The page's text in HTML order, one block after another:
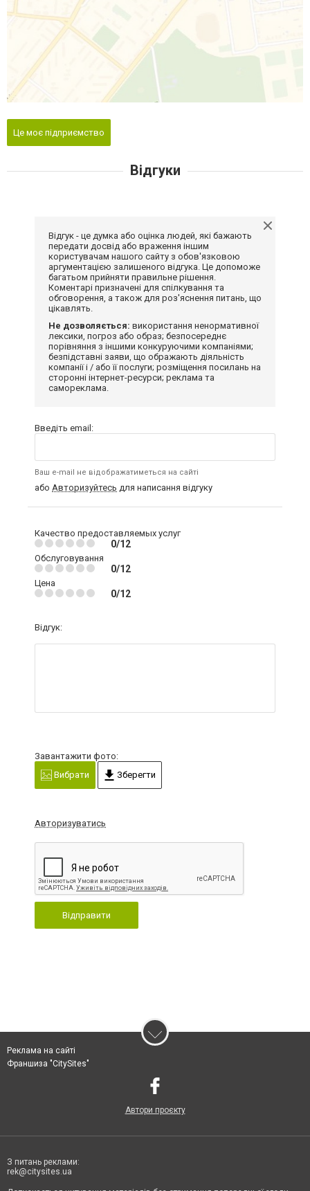
Це моє підприємство
Відгуки
Відгук - це думка або оцінка людей, які бажають
передати досвід або враження іншим
користувачам нашого сайту з обов'язковою
аргументацією залишеного відгука. Це допоможе
багатьом прийняти правильне рішення.
Коментарі призначені для спілкування та
обговорення, а також для роз'яснення питань, що
цікавлять.
Не дозволяється: використання ненормативної
лексики, погроз або образ; безпосереднє
порівняння з іншими конкуруючими компаніями;
безпідставні заяви, що ображають діяльність
компанії і / або її послуги; розміщення посилань на
сторонні інтернет-ресурси; реклама та
самореклама.
Введіть email:
Ваш e-mail не відображатиметься на сайті
або Авторизуйтесь для написання відгуку
Качество предоставляемых услуг
0/12
Обслуговування
0/12
Цена
0/12
Відгук:
Завантажити фото:
Вибрати
Зберегти
Авторизуватись
Відправити
Реклама на сайті
Франшиза "CitySites"
Автори проєкту
З питань реклами:
rek@citysites.ua